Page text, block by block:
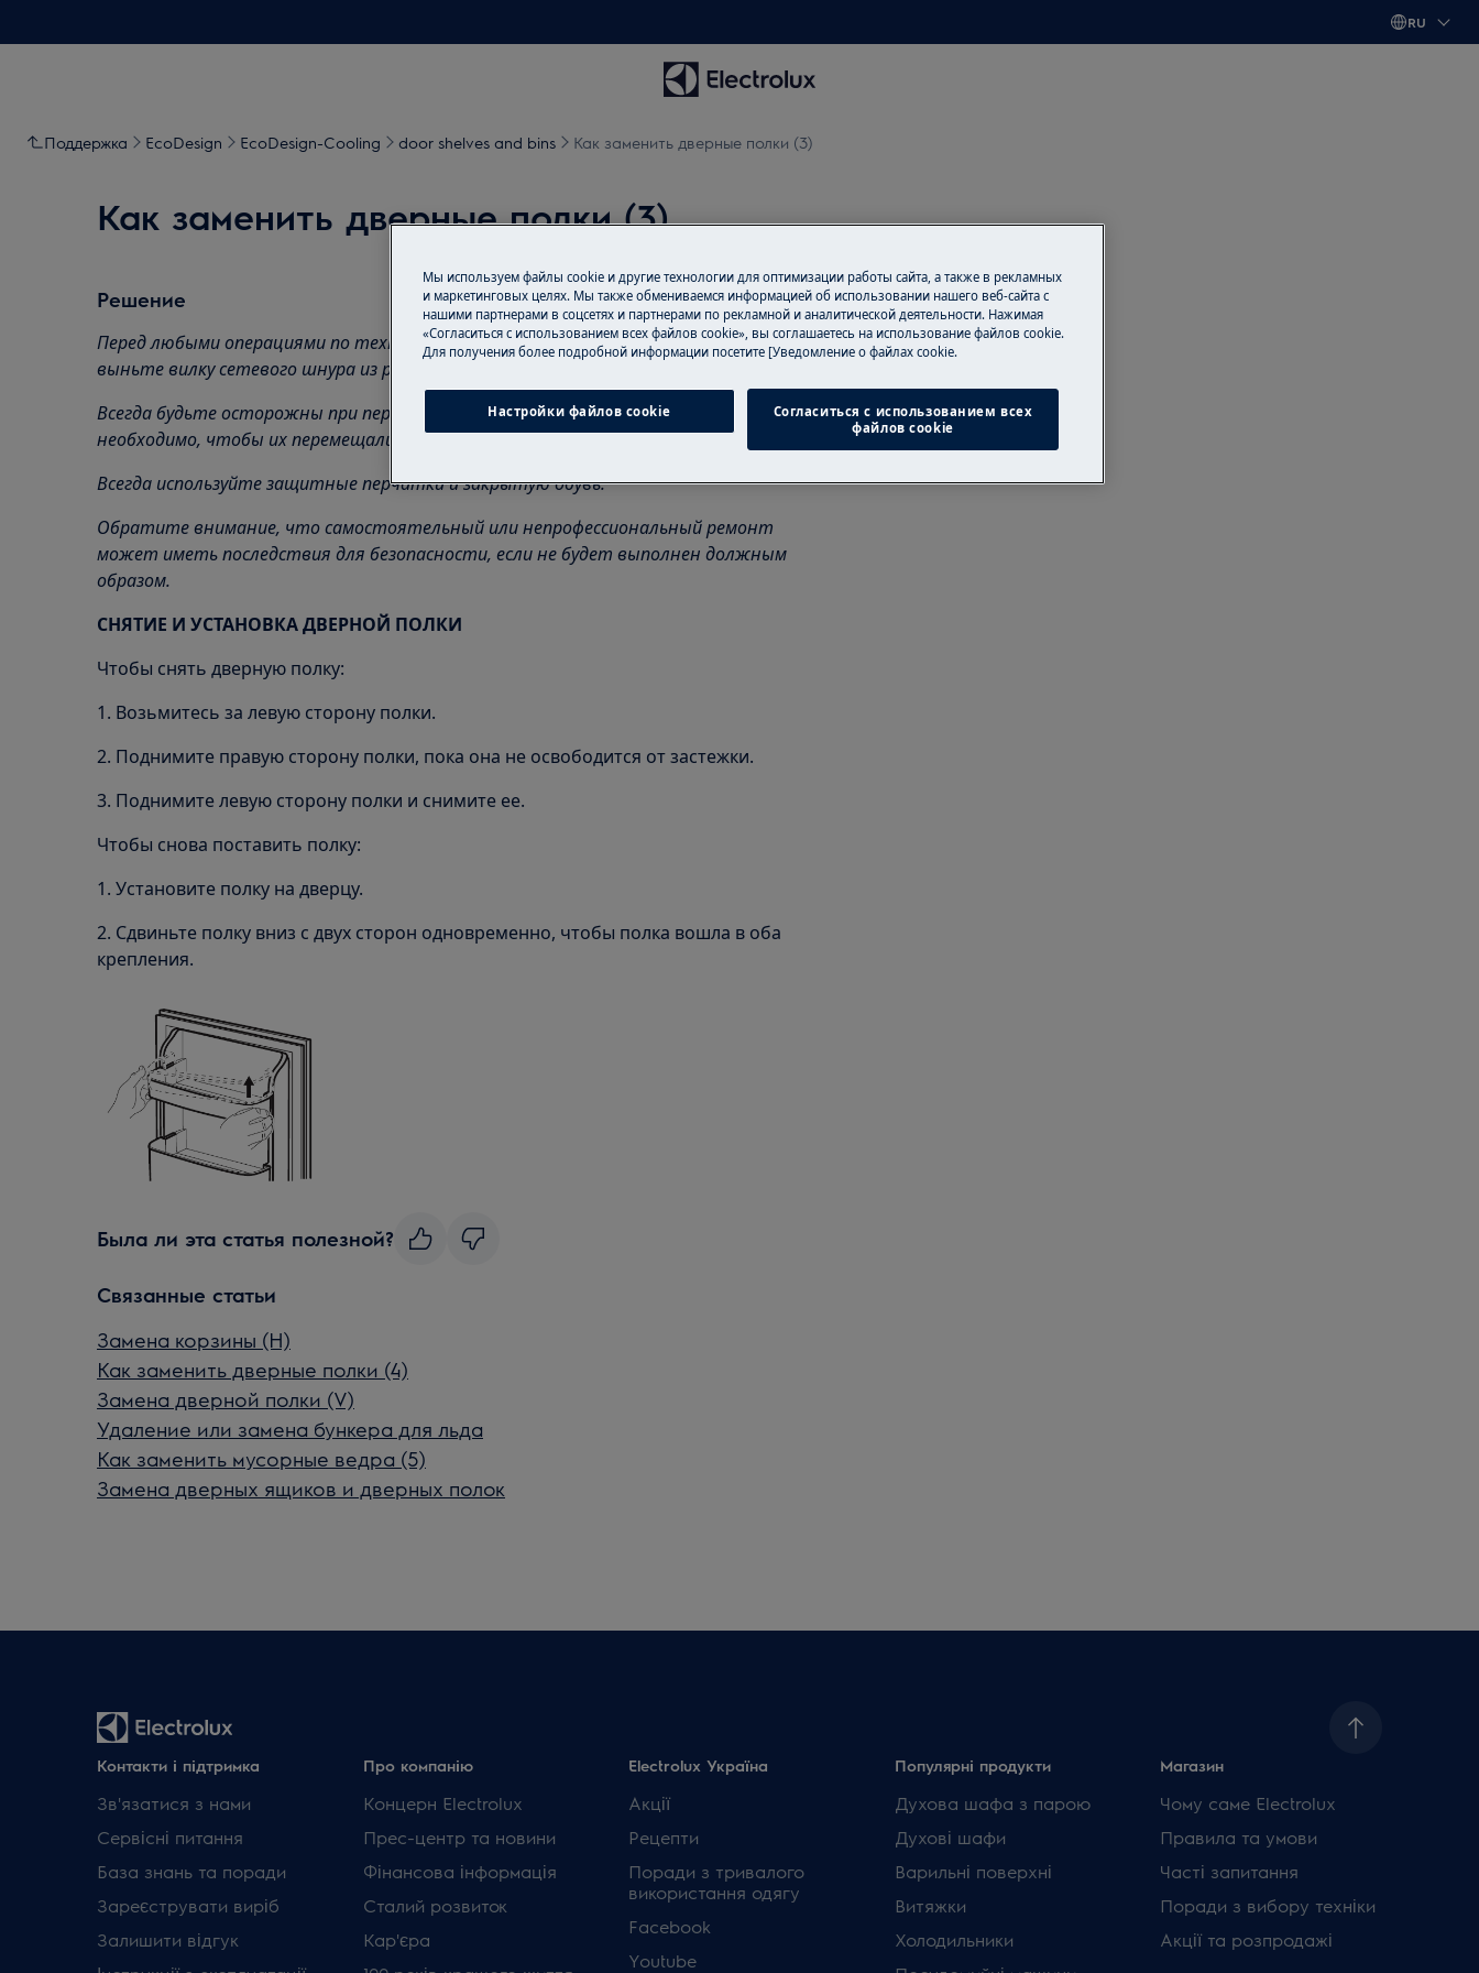
RU
Поддержка EcoDesign EcoDesign-Cooling door shelves and bins Как заменить дверные полки (3)
Как заменить дверные полки (3)
Решение
Перед любыми операциями по техническому обслуживанию выключите прибор и
выньте вилку сетевого шнура из розетки.
Всегда будьте осторожны при перемещении приборов, для тяжелых приборов
необходимо, чтобы их перемещали вдвоем.
Всегда используйте защитные перчатки и закрытую обувь.
Обратите внимание, что самостоятельный или непрофессиональный ремонт
может иметь последствия для безопасности, если не будет выполнен должным
образом.
СНЯТИЕ И УСТАНОВКА ДВЕРНОЙ ПОЛКИ
Чтобы снять дверную полку:
1. Возьмитесь за левую сторону полки.
2. Поднимите правую сторону полки, пока она не освободится от застежки.
3. Поднимите левую сторону полки и снимите ее.
Чтобы снова поставить полку:
1. Установите полку на дверцу.
2. Сдвиньте полку вниз с двух сторон одновременно, чтобы полка вошла в оба
крепления.
Была ли эта статья полезной?
Связанные статьи
Замена корзины (H)
Как заменить дверные полки (4)
Замена дверной полки (V)
Удаление или замена бункера для льда
Как заменить мусорные ведра (5)
Замена дверных ящиков и дверных полок
Контакти і підтримка
Зв'язатися з нами
Сервісні питання
База знань та поради
Зареєструвати виріб
Залишити відгук
Про компанію
Концерн Electrolux
Прес-центр та новини
Фінансова інформація
Сталий розвиток
Кар'єра
Electrolux Україна
Акції
Рецепти
Поради з тривалого
використання одягу
Facebook
Youtube
Популярні продукти
Духова шафа з парою
Духові шафи
Варильні поверхні
Витяжки
Холодильники
Магазин
Чому саме Electrolux
Правила та умови
Часті запитання
Поради з вибору техніки
Акції та розпродажі
Мы используем файлы cookie и другие технологии для оптимизации работы сайта, а также в рекламных
и маркетинговых целях. Мы также обмениваемся информацией об использовании нашего веб-сайта с
нашими партнерами в соцсетях и партнерами по рекламной и аналитической деятельности. Нажимая
«Согласиться с использованием всех файлов cookie», вы соглашаетесь на использование файлов cookie.
Для получения более подробной информации посетите [Уведомление о файлах cookie.
Настройки файлов cookie
Согласиться с использованием всех
файлов cookie